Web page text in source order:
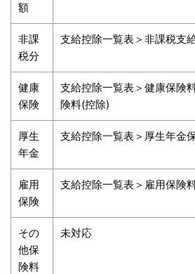
額
非課
税分
支給控除一覧表＞非課税支
健康
保険
支給控除一覧表＞健康保険
険料(控除)
厚生
年金
支給控除一覧表＞厚生年金
雇用
保険
支給控除一覧表＞雇用保険
その
他保
険料
未対応